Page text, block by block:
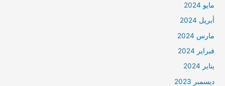
مايو 2024
أبريل 2024
مارس 2024
فبراير 2024
يناير 2024
ديسمبر 2023